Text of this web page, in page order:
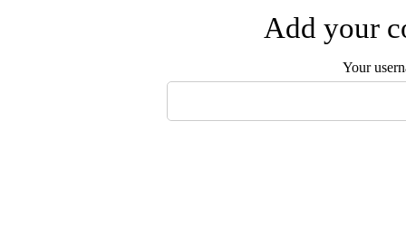
Add your
Your